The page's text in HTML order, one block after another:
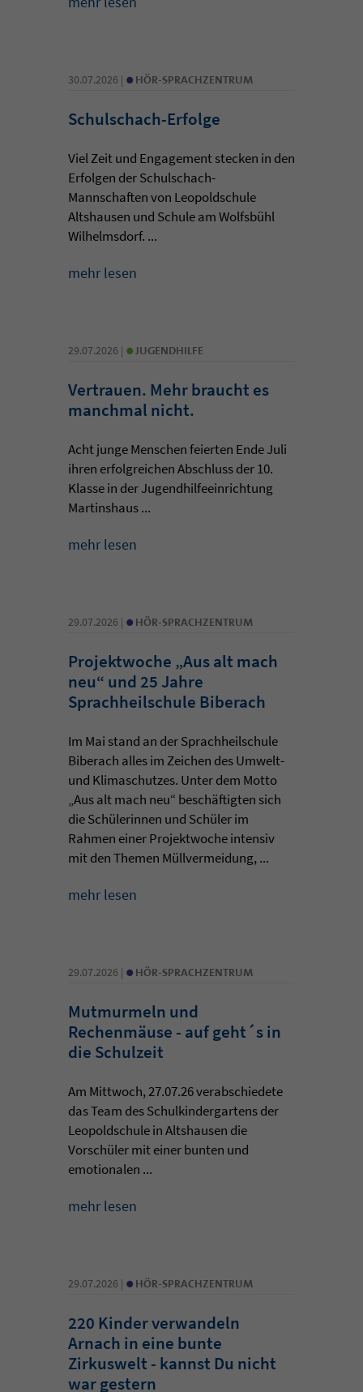
30.07.2026 | • HÖR-SPRACHZENTRUM
Schulschach-Erfolge
Viel Zeit und Engagement stecken in den
Erfolgen der Schulschach-
Mannschaften von Leopoldschule
Altshausen und Schule am Wolfsbühl
Wilhelmsdorf. ...
mehr lesen
29.07.2026 | • JUGENDHILFE
Vertrauen. Mehr braucht es
manchmal nicht.
Acht junge Menschen feierten Ende Juli
ihren erfolgreichen Abschluss der 10.
Klasse in der Jugendhilfeeinrichtung
Martinshaus ...
mehr lesen
29.07.2026 | • HÖR-SPRACHZENTRUM
Projektwoche „Aus alt mach
neu“ und 25 Jahre
Sprachheilschule Biberach
Im Mai stand an der Sprachheilschule
Biberach alles im Zeichen des Umwelt-
und Klimaschutzes. Unter dem Motto
„Aus alt mach neu“ beschäftigten sich
die Schülerinnen und Schüler im
Rahmen einer Projektwoche intensiv
mit den Themen Müllvermeidung, ...
mehr lesen
29.07.2026 | • HÖR-SPRACHZENTRUM
Mutmurmeln und
Rechenmäuse - auf geht´s in
die Schulzeit
Am Mittwoch, 27.07.26 verabschiedete
das Team des Schulkindergartens der
Leopoldschule in Altshausen die
Vorschüler mit einer bunten und
emotionalen ...
mehr lesen
29.07.2026 | • HÖR-SPRACHZENTRUM
220 Kinder verwandeln
Arnach in eine bunte
Zirkuswelt - kannst Du nicht
war gestern